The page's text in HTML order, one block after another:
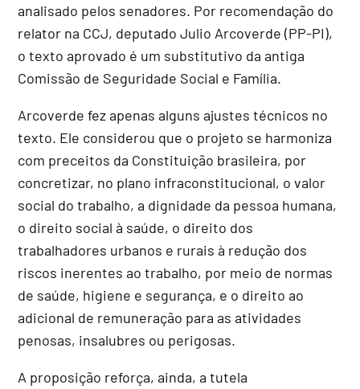
analisado pelos senadores. Por recomendação do
relator na CCJ, deputado Julio Arcoverde (PP-PI),
o texto aprovado é um substitutivo da antiga
Comissão de Seguridade Social e Família.
Arcoverde fez apenas alguns ajustes técnicos no
texto. Ele considerou que o projeto se harmoniza
com preceitos da Constituição brasileira, por
concretizar, no plano infraconstitucional, o valor
social do trabalho, a dignidade da pessoa humana,
o direito social à saúde, o direito dos
trabalhadores urbanos e rurais à redução dos
riscos inerentes ao trabalho, por meio de normas
de saúde, higiene e segurança, e o direito ao
adicional de remuneração para as atividades
penosas, insalubres ou perigosas.
A proposição reforça, ainda, a tutela